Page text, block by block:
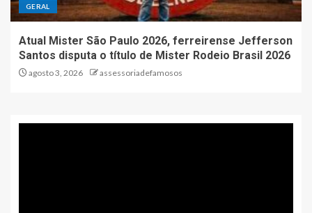
GERAL
Atual Mister São Paulo 2026, ferreirense Jefferson
Santos disputa o título de Mister Rodeio Brasil 2026
agosto 3, 2026 assessoriadefamosos